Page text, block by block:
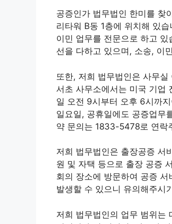
공증인가 법무법인 한미를 찾
리타워 B동 1층에 위치해 있
이민 업무를 전문으로 하고
선을 다하고 있으며, 소송, 이
또한, 저희 법무법인은 사무
서초 사무소에서는 미국 기업
일 오전 9시부터 오후 6시까
일요일, 공휴일에도 공증업무
약 문의는 1833-5478로 연락
저희 법무법인은 출장공증 서
원 및 자택 등으로 출장 공증
회의 장소에 방문하여 공증
발생할 수 있으니 유의해주시
저희 법무법인의 업무 범위는